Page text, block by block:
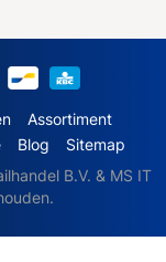
Assortiment
Blog
Sitemap
B.V. & MS IT